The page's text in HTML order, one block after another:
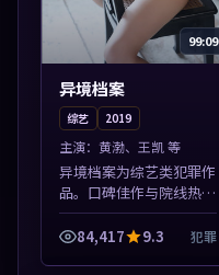
99:09
异境档案
综艺 2019
主演： 黄渤、王凯 等
异境档案为综艺类犯罪作
品。口碑佳作与院线热映
精选，高清免费在线资
源，多端适配随时观看。
84,417 9.3 犯罪